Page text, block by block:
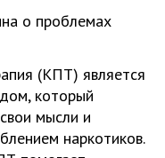
(КПТ) является
который
мысли и
наркотиков.